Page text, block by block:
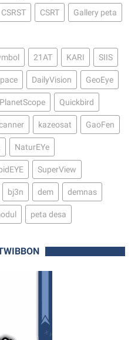
CSRST CSRT Gallery peta
21AT KARI SIIS
DailyVision GeoEye
PlanetScope Quickbird
kazeosat GaoFen
NaturEYe
SuperView
bj3n dem demnas
peta desa